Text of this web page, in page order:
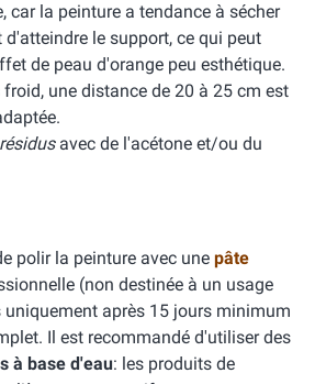
car la peinture a tendance à sécher
le support, ce qui peut
de peau d'orange peu esthétique.
une distance de 20 à 25 cm est
avec de l'acétone et/ou du
polir la peinture avec une pâte
(non destinée à un usage
uniquement après 15 jours minimum
Il est recommandé d'utiliser des
à base d'eau: les produits de